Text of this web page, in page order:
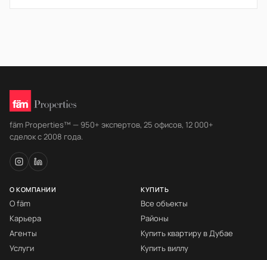
fäm Properties™ — 950+ экспертов, 25 офисов, 12 000+
сделок с 2008 года.
О КОМПАНИИ
О fäm
Карьера
Агенты
Услуги
КУПИТЬ
Все объекты
Районы
Купить квартиру в Дубае
Купить виллу